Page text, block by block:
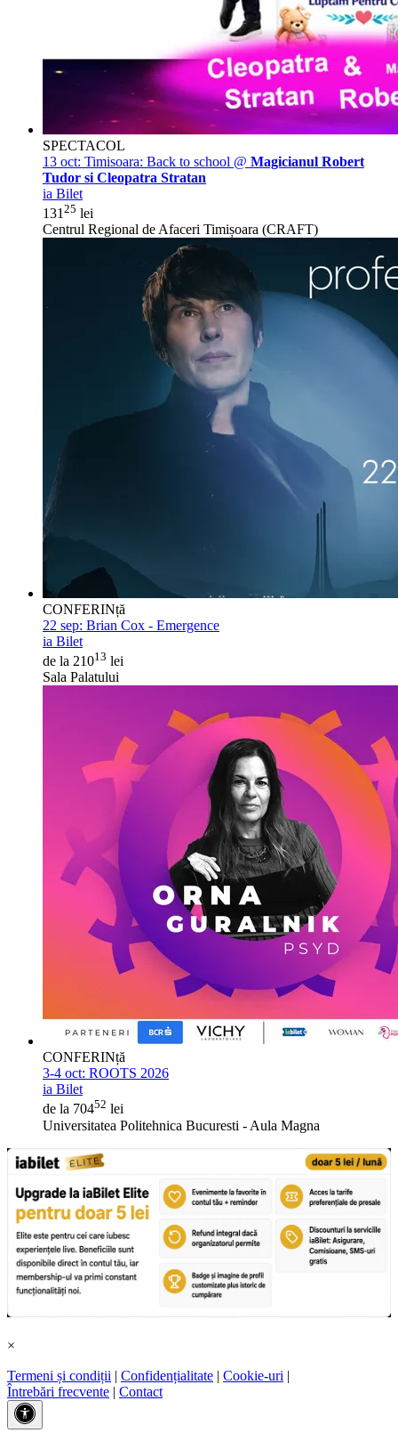
SPECTACOL
13 oct: Timisoara: Back to school @ Magicianul Robert
Tudor si Cleopatra Stratan
ia Bilet
131 25 lei
Centrul Regional de Afaceri Timișoara (CRAFT)
CONFERINță
22 sep: Brian Cox - Emergence
ia Bilet
de la 21013 lei
Sala Palatului
CONFERINță
3-4 oct: ROOTS 2026
ia Bilet
de la 70452 lei
Universitatea Politehnica Bucuresti - Aula Magna
×
Termeni și condiții | Confidențialitate | Cookie-uri |
Întrebări frecvente | Contact